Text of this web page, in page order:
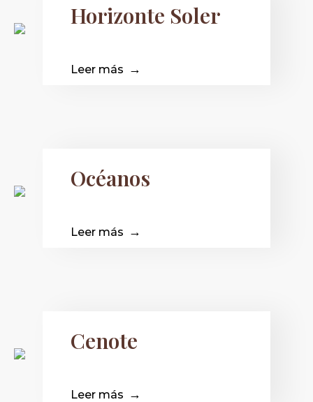
Horizonte Soler
Leer más
Océanos
Leer más
Cenote
Leer más